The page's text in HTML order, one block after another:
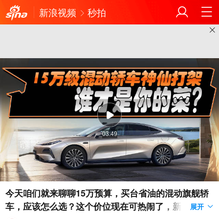
新浪视频 秒拍
03:49
今天咱们就来聊聊15万预算，买台省油的混动旗舰轿
车，应该怎么选？这个价位现在可热闹了，新出的吉
展开